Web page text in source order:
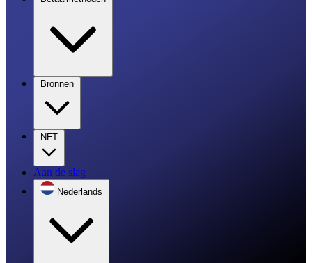
Bronnen
NFT
Aan de slag
Nederlands